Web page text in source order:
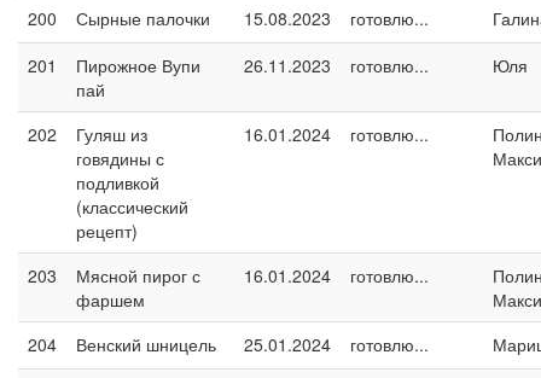
200 Сырные палочки 15.08.2023 готовлю...
201
Пирожное Вупи
пай
26.11.2023 готовлю... Юля
202
Гуляш из
говядины с
подливкой
(классический
рецепт)
16.01.2024 готовлю...
203
Мясной пирог с
фаршем
16.01.2024 готовлю...
204
Венский шницель 25.01.2024 готовлю...